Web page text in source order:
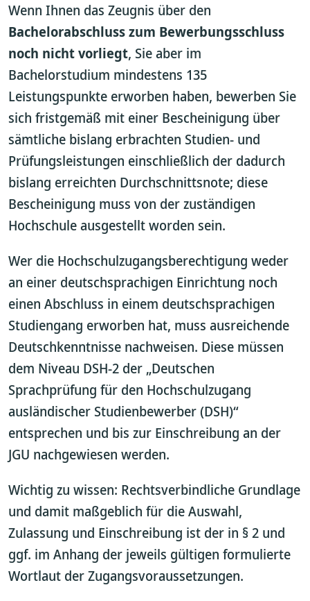
Wenn Ihnen das Zeugnis über den
Bachelorabschluss zum Bewerbungsschluss
noch nicht vorliegt, Sie aber im
Bachelorstudium mindestens 135
Leistungspunkte erworben haben, bewerben Sie
sich fristgemäß mit einer Bescheinigung über
sämtliche bislang erbrachten Studien- und
Prüfungsleistungen einschließlich der dadurch
bislang erreichten Durchschnittsnote; diese
Bescheinigung muss von der zuständigen
Hochschule ausgestellt worden sein.
Wer die Hochschulzugangsberechtigung weder
an einer deutschsprachigen Einrichtung noch
einen Abschluss in einem deutschsprachigen
Studiengang erworben hat, muss ausreichende
Deutschkenntnisse nachweisen. Diese müssen
dem Niveau DSH-2 der „Deutschen
Sprachprüfung für den Hochschulzugang
ausländischer Studienbewerber (DSH)“
entsprechen und bis zur Einschreibung an der
JGU nachgewiesen werden.
Wichtig zu wissen: Rechtsverbindliche Grundlage
und damit maßgeblich für die Auswahl,
Zulassung und Einschreibung ist der in § 2 und
ggf. im Anhang der jeweils gültigen formulierte
Wortlaut der Zugangsvoraussetzungen.